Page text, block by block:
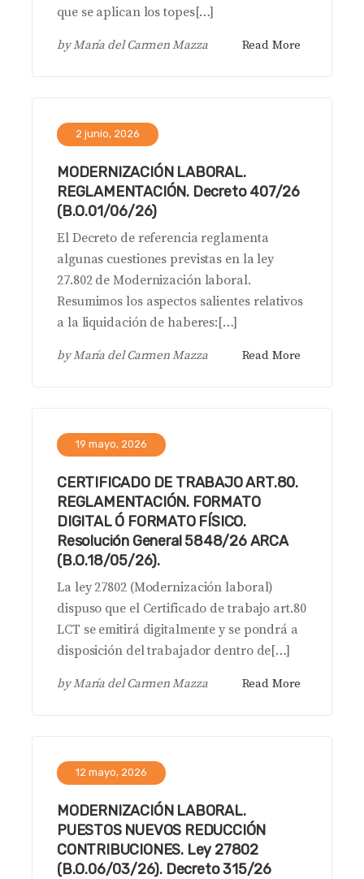
que se aplican los topes[…]
byMaría del Carmen Mazza Read More
2 junio, 2026
MODERNIZACIÓN LABORAL.
REGLAMENTACIÓN. Decreto 407/26
(B.O.01/06/26)
El Decreto de referencia reglamenta
algunas cuestiones previstas en la ley
27.802 de Modernización laboral.
Resumimos los aspectos salientes relativos
a la liquidación de haberes:[…]
byMaría del Carmen Mazza Read More
19 mayo, 2026
CERTIFICADO DE TRABAJO ART.80.
REGLAMENTACIÓN. FORMATO
DIGITAL Ó FORMATO FÍSICO.
Resolución General 5848/26 ARCA
(B.O.18/05/26).
La ley 27802 (Modernización laboral)
dispuso que el Certificado de trabajo art.80
LCT se emitirá digitalmente y se pondrá a
disposición del trabajador dentro de[…]
byMaría del Carmen Mazza Read More
12 mayo, 2026
MODERNIZACIÓN LABORAL.
PUESTOS NUEVOS REDUCCIÓN
CONTRIBUCIONES. Ley 27802
(B.O.06/03/26). Decreto 315/26